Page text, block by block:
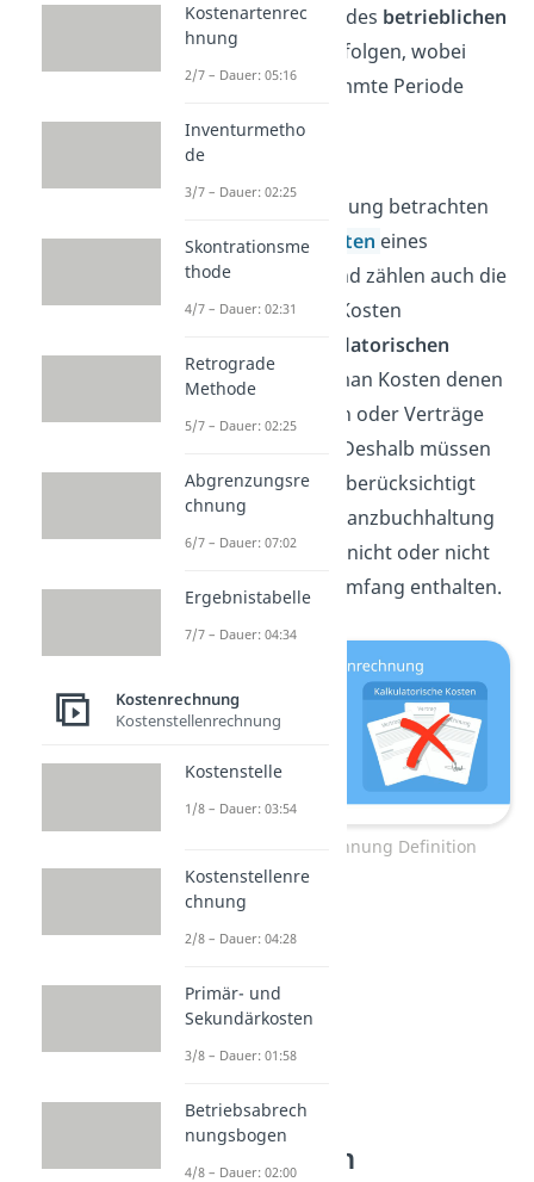
Systematisierung des betrieblichen
Werteverzehrs
erfolgen, wobei
immer eine bestimmte Periode
betrachtet wird.
Kostenartenrechnung betrachten
wir diePrimärkosten eines
Unternehmens und zählen auch die
kalkulatorischen Kosten
kalkulatorischen
Kostenversteht man Kosten denen
keine Rechnungen oder Verträge
zugrunde liegen. Deshalb müssen
sie kalkulatorisch berücksichtigt
werden. In der Finanzbuchhaltung
sind diese Kosten nicht oder nicht
in dem gleichen Umfang enthalten.
Kostenartenrechnung Definition
Kostenarten
Kostenartenrec
hnung
2/7 – Dauer: 05:16
Inventurmetho
de
3/7 – Dauer: 02:25
Skontrationsme
thode
4/7 – Dauer: 02:31
Retrograde
Methode
5/7 – Dauer: 02:25
Abgrenzungsre
chnung
6/7 – Dauer: 07:02
Ergebnistabelle
7/7 – Dauer: 04:34
Kostenrechnung
Kostenstellenrechnung
Kostenstelle
1/8 – Dauer: 03:54
Kostenstellenre
chnung
2/8 – Dauer: 04:28
Primär- und
Sekundärkosten
3/8 – Dauer: 01:58
Betriebsabrech
nungsbogen
4/8 – Dauer: 02:00